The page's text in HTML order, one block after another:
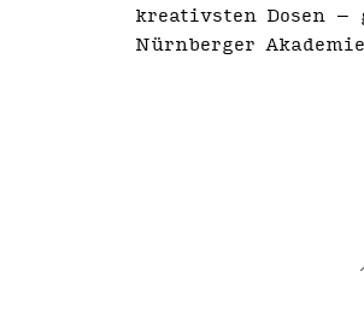
kreativsten Dosen
Nürnberger